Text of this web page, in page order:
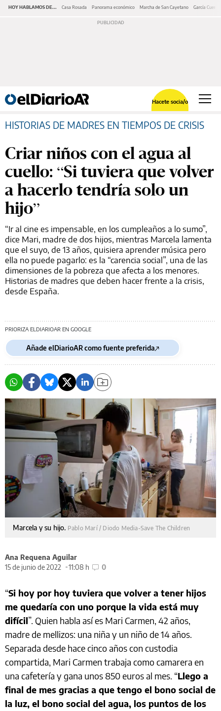
HOY HABLAMOS DE... Casa Rosada Panorama económico Marcha de San Cayetano García Cuerva
Hacete socia/o
HISTORIAS DE MADRES EN TIEMPOS DE CRISIS
Criar niños con el agua al
cuello: “Si tuviera que volver
a hacerlo tendría solo un
hijo”
“Ir al cine es impensable, en los cumpleaños a lo sumo”,
dice Mari, madre de dos hijos, mientras Marcela lamenta
que el suyo, de 13 años, quisiera aprender música pero
ella no puede pagarlo: es la “carencia social”, una de las
dimensiones de la pobreza que afecta a los menores.
Historias de madres que deben hacer frente a la crisis,
desde España.
PRIORIZA ELDIARIOAR EN GOOGLE
Añade elDiarioAR como fuente preferida
Marcela y su hijo. Pablo Marí / Diodo Media-Save The Children
Ana Requena Aguilar
15 de junio de 2022
11:08 h 0
“Si hoy por hoy tuviera que volver a tener hijos
me quedaría con uno porque la vida está muy
difícil”. Quien habla así es Mari Carmen, 42 años,
madre de mellizos: una niña y un niño de 14 años.
Separada desde hace cinco años con custodia
compartida, Mari Carmen trabaja como camarera en
una cafetería y gana unos 850 euros al mes. “Llego a
final de mes gracias a que tengo el bono social de
la luz, el bono social del agua, los puntos de los